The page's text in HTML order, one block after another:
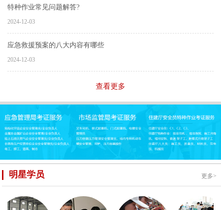
特种作业常见问题解答?
2024-12-03
应急救援预案的八大内容有哪些
2024-12-03
查看更多
明星学员 更多>